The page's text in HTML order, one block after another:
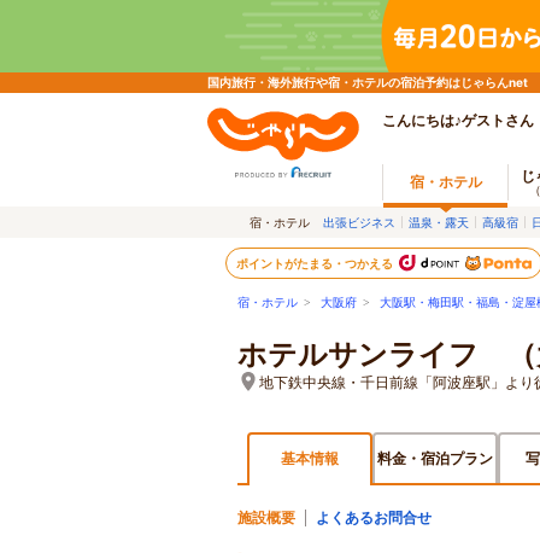
国内旅行・海外旅行や宿・ホテルの宿泊予約はじゃらんnet
こんにちは♪ゲストさん
宿・ホテル じ
宿・ホテル 出張ビジネス 温泉・露天 高級宿
ポイントがたまる・つかえる
宿・ホテル > 大阪府 > 大阪駅・梅田駅・福島・淀屋
ホテルサンライフ （
地下鉄中央線・千日前線「阿波座駅」より
基本情報 料金・宿泊プラン
施設概要 よくあるお問合せ